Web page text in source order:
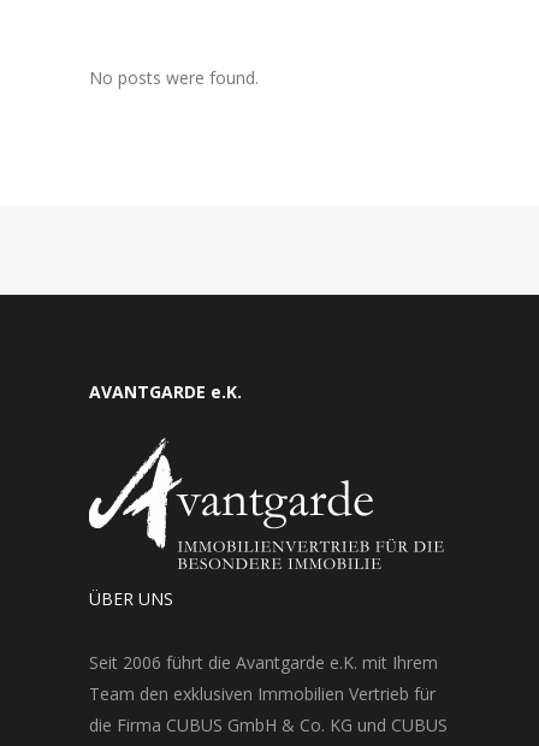
No posts were found.
AVANTGARDE e.K.
ÜBER UNS
Seit 2006 führt die Avantgarde e.K. mit Ihrem
Team den exklusiven Immobilien Vertrieb für
die Firma CUBUS GmbH & Co. KG und CUBUS